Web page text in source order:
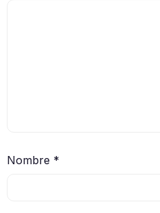
Nombre *